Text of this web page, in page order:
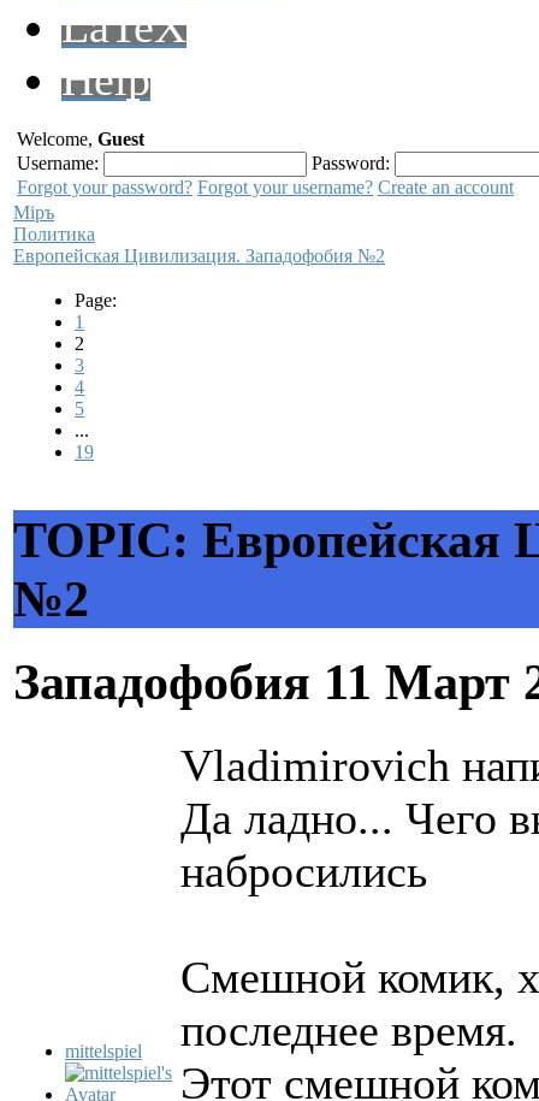
LaTeX
Help
Welcome, Guest
Username:
Password:
Forgot your password? Forgot your username? Create an account
Мiръ
Политика
Европейская Цивилизация. Западофобия №2
Page:
1
2
3
4
5
...
19
TOPIC: Европейская
№2
Западофобия 11 Март
mittelspiel
Vladimirovich
Да ладно... Чего
набросились
Смешной комик,
последнее время.
Этот смешной